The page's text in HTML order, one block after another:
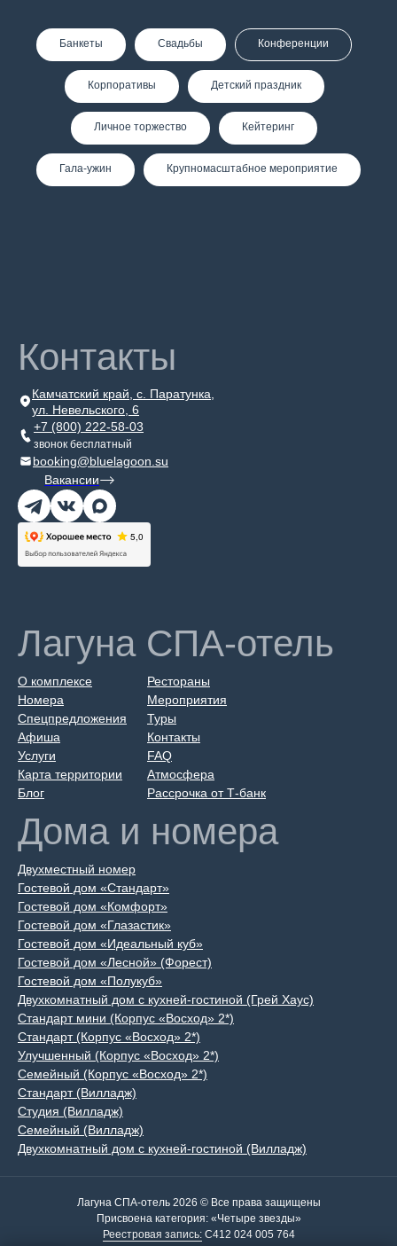
Банкеты Свадьбы Конференции
Корпоративы Детский праздник
Личное торжество Кейтеринг
Гала-ужин Крупномасштабное мероприятие
Контакты
Камчатский край, с. Паратунка,
ул. Невельского, 6
+7 (800) 222-58-03
звонок бесплатный
booking@bluelagoon.su
Вакансии
Лагуна СПА-отель
О комплексе
Номера
Спецпредложения
Афиша
Услуги
Карта территории
Блог
Рестораны
Мероприятия
Туры
Контакты
FAQ
Атмосфера
Рассрочка от Т-банк
Дома и номера
Двухместный номер
Гостевой дом «Стандарт»
Гостевой дом «Комфорт»
Гостевой дом «Глазастик»
Гостевой дом «Идеальный куб»
Гостевой дом «Лесной» (Форест)
Гостевой дом «Полукуб»
Двухкомнатный дом с кухней-гостиной (Грей Хаус)
Стандарт мини (Корпус «Восход» 2*)
Стандарт (Корпус «Восход» 2*)
Улучшенный (Корпус «Восход» 2*)
Семейный (Корпус «Восход» 2*)
Стандарт (Вилладж)
Студия (Вилладж)
Семейный (Вилладж)
Двухкомнатный дом с кухней-гостиной (Вилладж)
Лагуна СПА-отель 2026 © Все права защищены
Присвоена категория: «Четыре звезды»
Реестровая запись:С412 024 005 764